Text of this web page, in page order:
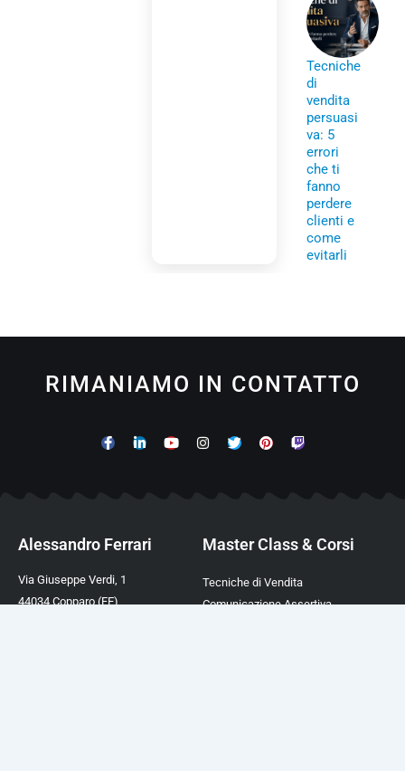
Tecniche
di
vendita
persuasi
va: 5
errori
che ti
fanno
perdere
clienti e
come
evitarli
RIMANIAMO IN CONTATTO
Alessandro Ferrari
Via Giuseppe Verdi, 1
44034 Copparo (FE)
Master Class & Corsi
Tecniche di Vendita
Comunicazione Assertiva